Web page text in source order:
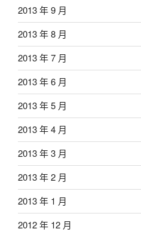
2013 年 9 月
2013 年 8 月
2013 年 7 月
2013 年 6 月
2013 年 5 月
2013 年 4 月
2013 年 3 月
2013 年 2 月
2013 年 1 月
2012 年 12 月